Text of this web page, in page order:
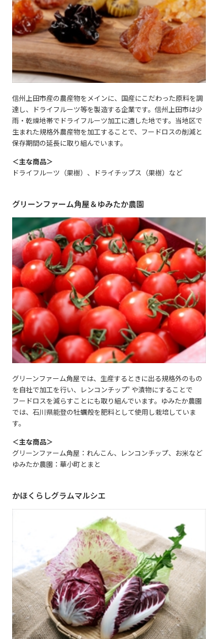
信州上田市産の農産物をメインに、国産にこだわった原料を調
達し、ドライフルーツ等を製造する企業です。信州上田市は少
雨・乾燥地帯でドライフルーツ加工に適した地です。当地区で
生まれた規格外農産物を加工することで、フードロスの削減と
保存期間の延長に取り組んでいます。
＜主な商品＞
ドライフルーツ（果樹）、ドライチップス（果樹）など
グリーンファーム角屋＆ゆみたか農園
グリーンファーム角屋では、生産するときに出る規格外のもの
を自社で加工を行い、レンコンチップﾟや漬物にすることで
フードロスを減らすことにも取り組んでいます。ゆみたか農園
では、石川県能登の牡蠣殻を肥料として使用し栽培していま
す。
＜主な商品＞
グリーンファーム角屋：れんこん、レンコンチップ、お米など
ゆみたか農園：華小町とまと
かほくらしグラムマルシエ